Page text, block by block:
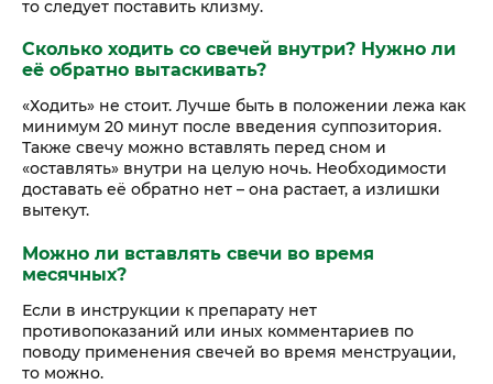
то следует поставить клизму.
Сколько ходить со свечей внутри? Нужно ли
её обратно вытаскивать?
«Ходить» не стоит. Лучше быть в положении лежа как
минимум 20 минут после введения суппозитория.
Также свечу можно вставлять перед сном и
«оставлять» внутри на целую ночь. Необходимости
доставать её обратно нет – она растает, а излишки
вытекут.
Можно ли вставлять свечи во время
месячных?
Если в инструкции к препарату нет
противопоказаний или иных комментариев по
поводу применения свечей во время менструации,
то можно.